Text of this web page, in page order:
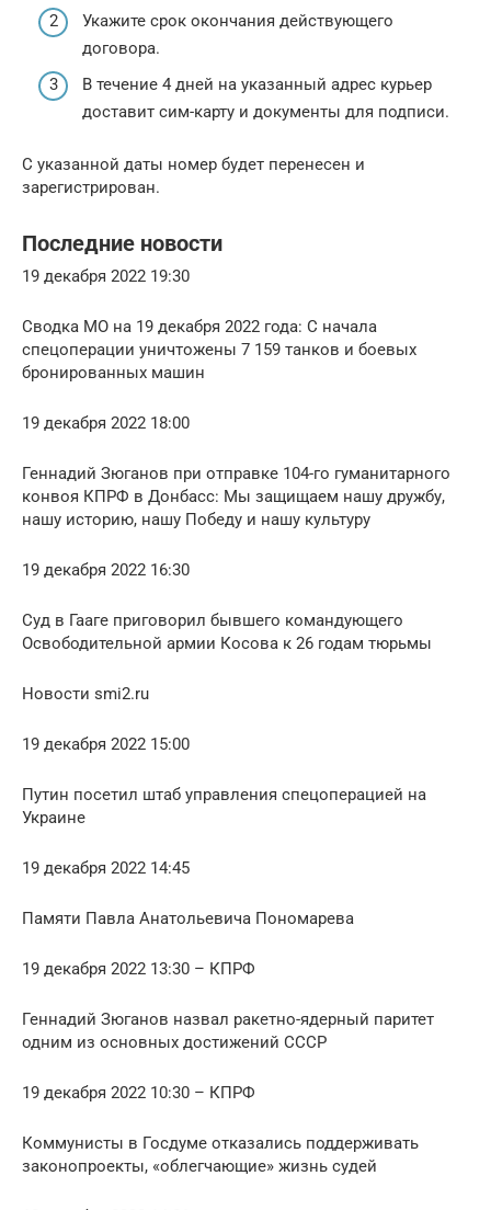
Укажите срок окончания действующего
договора.
В течение 4 дней на указанный адрес курьер
доставит сим-карту и документы для подписи.
С указанной даты номер будет перенесен и
зарегистрирован.
Последние новости
19 декабря 2022 19:30
Сводка МО на 19 декабря 2022 года: С начала
спецоперации уничтожены 7 159 танков и боевых
бронированных машин
19 декабря 2022 18:00
Геннадий Зюганов при отправке 104-го гуманитарного
конвоя КПРФ в Донбасс: Мы защищаем нашу дружбу,
нашу историю, нашу Победу и нашу культуру
19 декабря 2022 16:30
Суд в Гааге приговорил бывшего командующего
Освободительной армии Косова к 26 годам тюрьмы
Новости smi2.ru
19 декабря 2022 15:00
Путин посетил штаб управления спецоперацией на
Украине
19 декабря 2022 14:45
Памяти Павла Анатольевича Пономарева
19 декабря 2022 13:30 – КПРФ
Геннадий Зюганов назвал ракетно-ядерный паритет
одним из основных достижений СССР
19 декабря 2022 10:30 – КПРФ
Коммунисты в Госдуме отказались поддерживать
законопроекты, «облегчающие» жизнь судей